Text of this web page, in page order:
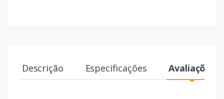
Descrição Especificações Avaliações